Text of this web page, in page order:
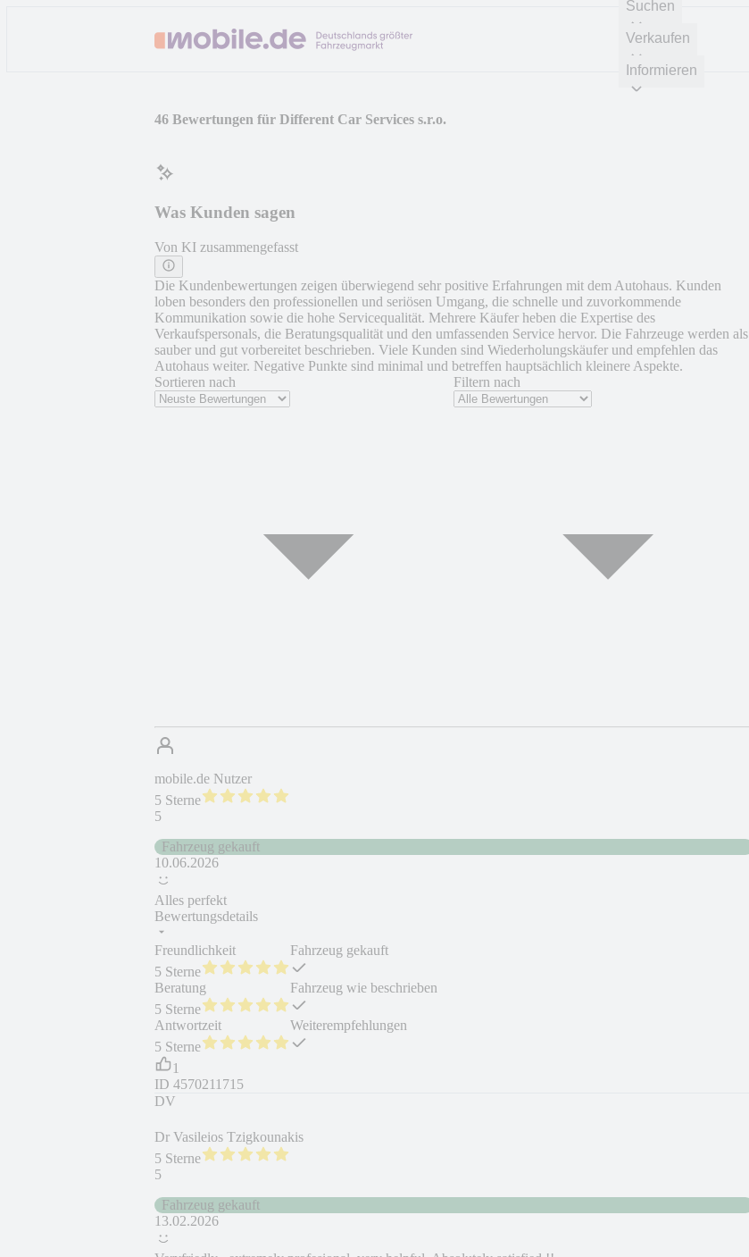
Suchen
Verkaufen
Informieren
46 Bewertungen für Different Car Services s.r.o.
Was Kunden sagen
Von KI zusammengefasst
Die Kundenbewertungen zeigen überwiegend sehr positive Erfahrungen mit dem Autohaus. Kunden
loben besonders den professionellen und seriösen Umgang, die schnelle und zuvorkommende
Kommunikation sowie die hohe Servicequalität. Mehrere Käufer heben die Expertise des
Verkaufspersonals, die Beratungsqualität und den umfassenden Service hervor. Die Fahrzeuge werden als
sauber und gut vorbereitet beschrieben. Viele Kunden sind Wiederholungskäufer und empfehlen das
Autohaus weiter. Negative Punkte sind minimal und betreffen hauptsächlich kleinere Aspekte.
Sortieren nach
Filtern nach
mobile.de Nutzer
5 Sterne
5
Fahrzeug gekauft
10.06.2026
Alles perfekt
Bewertungsdetails
Freundlichkeit
5 Sterne
Beratung
5 Sterne
Antwortzeit
5 Sterne
Fahrzeug gekauft
Fahrzeug wie beschrieben
Weiterempfehlungen
1
ID 4570211715
DV
Dr Vasileios Tzigkounakis
5 Sterne
5
Fahrzeug gekauft
13.02.2026